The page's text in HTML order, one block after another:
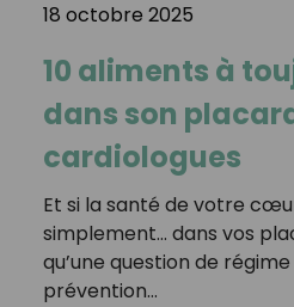
18 octobre 2025
10 aliments à
dans son
cardiologues
Et si la santé de votre
simplement… dans vos
qu’une question de
prévention…